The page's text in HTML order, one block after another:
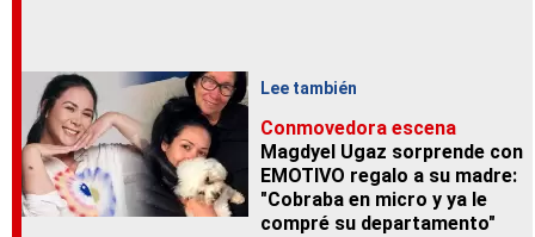
Lee también
Conmovedora escena
Magdyel Ugaz sorprende con
EMOTIVO regalo a su madre:
"Cobraba en micro y ya le
compré su departamento"